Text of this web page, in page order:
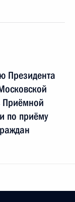
Президента
Приёмной
по приёму